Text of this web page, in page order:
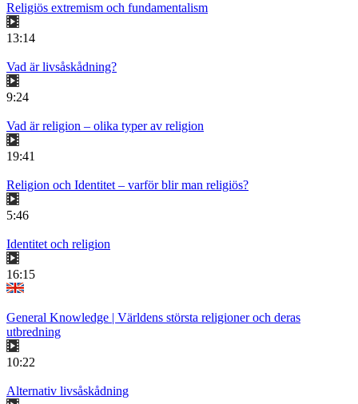
Religiös extremism och fundamentalism
13:14
Vad är livsåskådning?
9:24
Vad är religion – olika typer av religion
19:41
Religion och Identitet – varför blir man religiös?
5:46
Identitet och religion
16:15
General Knowledge | Världens största religioner och deras
utbredning
10:22
Alternativ livsåskådning